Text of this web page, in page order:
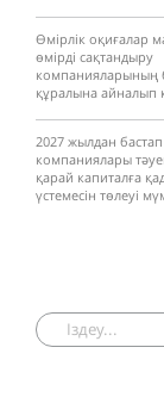
Өмірлік оқиғалар
өмірді сақтандыру
компанияларының
құралына айналып
2027 жылдан
компаниялары
қарай капиталға
үстемесін төлеуі